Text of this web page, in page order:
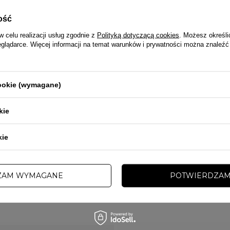
celu realizacji usług zgodnie z Polityką dotyczącą cookies . Możesz
Więcej informacji na temat warunków i prywatności można
(wymagane)
WYMAGANE